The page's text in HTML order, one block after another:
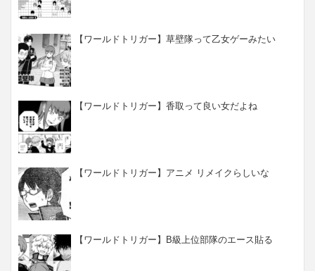
【ワールドトリガー】草壁隊って乙女ゲーみたい
【ワールドトリガー】香取って良い女だよね
【ワールドトリガー】アニメ リメイクらしいな
【ワールドトリガー】B級上位部隊のエース貼る